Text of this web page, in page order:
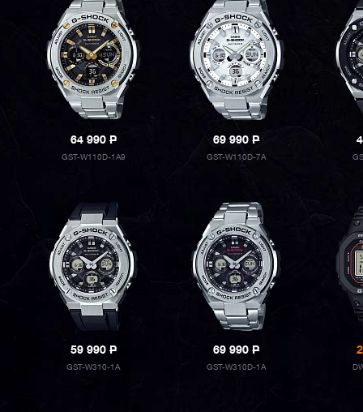
64 990P
GST-W110D-1A9
69 990P
GST-W110D-7A
59 990P
GST-W310-1A
69 990P
GST-W310D-1A